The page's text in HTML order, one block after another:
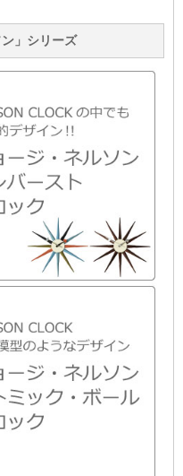
ン」シリーズ